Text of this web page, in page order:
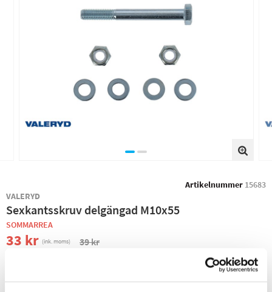
Artikelnummer 15683
VALERYD
Sexkantsskruv delgängad M10x55
SOMMARREA
33 kr (ink. moms) 39 kr